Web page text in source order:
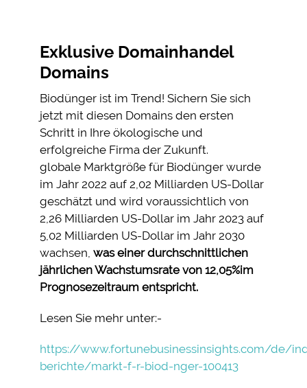
Exklusive Domainhandel
Domains
Biodünger ist im Trend! Sichern Sie sich
jetzt mit diesen Domains den ersten
Schritt in Ihre ökologische und
erfolgreiche Firma der Zukunft.
globale Marktgröße für Biodünger wurde
im Jahr 2022 auf 2,02 Milliarden US-Dollar
geschätzt und wird voraussichtlich von
2,26 Milliarden US-Dollar im Jahr 2023 auf
5,02 Milliarden US-Dollar im Jahr 2030
wachsen,was einer durchschnittlichen
jährlichen Wachstumsrate von 12,05%im
Prognosezeitraum entspricht.
Lesen Sie mehr unter:-
https://www.fortunebusinessinsights.com/de/
berichte/markt-f-r-biod-nger-100413